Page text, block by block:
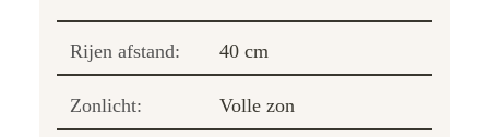
Rijen afstand: 40 cm
Zonlicht: Volle zon